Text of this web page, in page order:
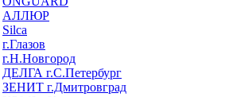
АЛЛЮР
Silca
г.Глазов
г.Н.Новгород
ДЕЛГА г.С.Петербург
ЗЕНИТ г.Дмитровград